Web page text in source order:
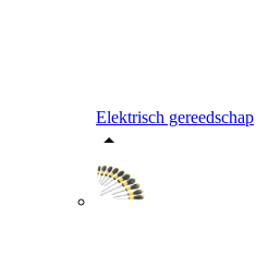
Elektrisch gereedschap